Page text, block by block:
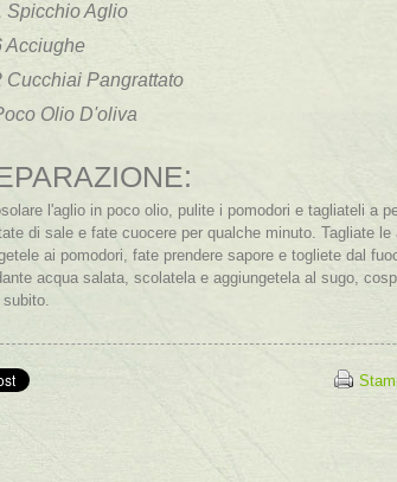
Spicchio Aglio
Acciughe
Cucchiai Pangrattato
Olio D'oliva
l'aglio in poco olio, pulite i pomodori e tagliateli a
di sale e fate cuocere per qualche minuto. Tagliate
ai pomodori, fate prendere sapore e togliete dal
acqua salata, scolatela e aggiungetela al sugo,